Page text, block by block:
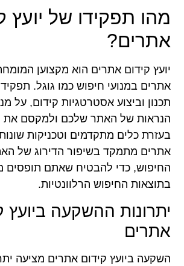
מהו תפקידו של יועץ
אתרים?
יועץ קידום אתרים הוא מקצוען
אתרים במנועי חיפוש כמו גוגל.
תכנון וביצוע אסטרטגיות קידום, על
הנראות של האתר שלכם ולמקסם את
בעזרת כלים מתקדמים וטכניקות
אתרים מתמקד בשיפור הדירוג של
החיפוש, כדי להבטיח שאתם תופסים
בתוצאות החיפוש הרלוונטיות.
יתרונות ההשקעה ביועץ
אתרים
השקעה ביועץ קידום אתרים מציעה